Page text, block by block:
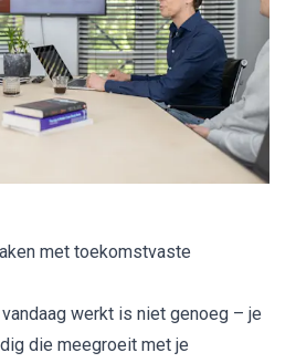
met toekomstvaste
werkt is niet genoeg – je
die meegroeit met je